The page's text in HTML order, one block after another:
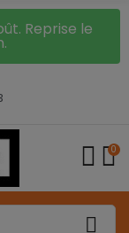
Reprise le
0